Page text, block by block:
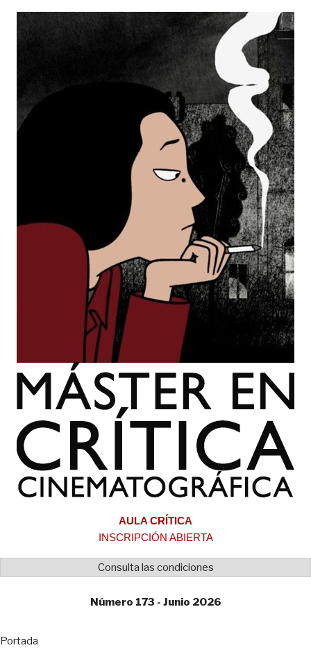
AULA CRÍTICA
INSCRIPCIÓN ABIERTA
Consulta las condiciones
Número 173 - Junio 2026
Portada